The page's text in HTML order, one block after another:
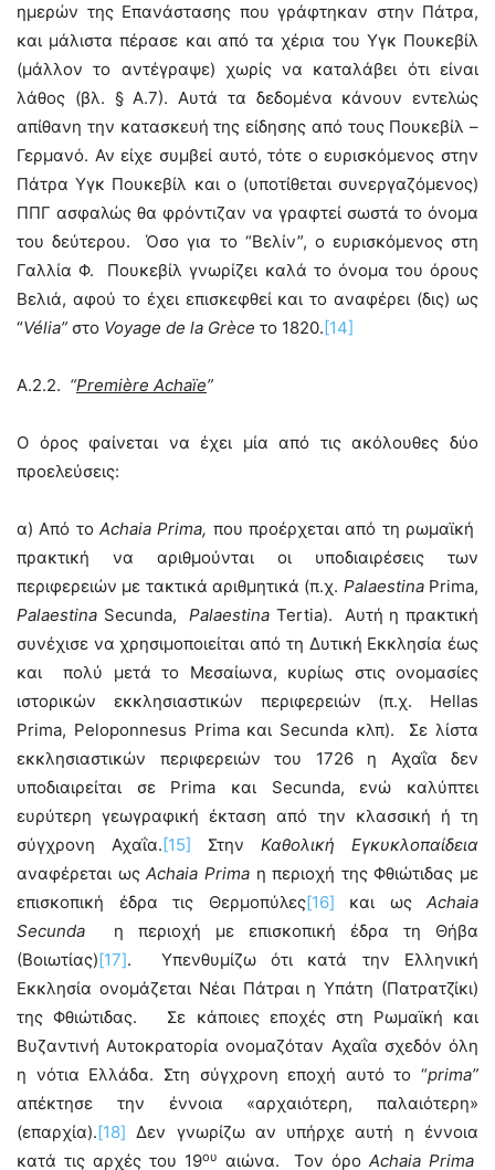
ημερών της Επανάστασης που γράφτηκαν στην Πάτρα,
και μάλιστα πέρασε και από τα χέρια του Υγκ Πουκεβίλ
(μάλλον το αντέγραψε) χωρίς να καταλάβει ότι είναι
λάθος (βλ. § Α.7). Αυτά τα δεδομένα κάνουν εντελώς
απίθανη την κατασκευή της είδησης από τους Πουκεβίλ –
Γερμανό. Αν είχε συμβεί αυτό, τότε ο ευρισκόμενος στην
Πάτρα Υγκ Πουκεβίλ και ο (υποτίθεται συνεργαζόμενος)
ΠΠΓ ασφαλώς θα φρόντιζαν να γραφτεί σωστά το όνομα
του δεύτερου. Όσο για το “Βελίν”, ο ευρισκόμενος στη
Γαλλία Φ. Πουκεβίλ γνωρίζει καλά το όνομα του όρους
Βελιά, αφού το έχει επισκεφθεί και το αναφέρει (δις) ως
“Vélia” στο Voyage de la Grèce το 1820. [14]
Α.2.2. “Première Achaïe”
Ο όρος φαίνεται να έχει μία από τις ακόλουθες δύο
προελεύσεις:
α) Από το AchaiaPrima, που προέρχεται από τη ρωμαϊκή
πρακτική να αριθμούνται οι υποδιαιρέσεις των
περιφερειών με τακτικά αριθμητικά (π.χ. Palaestina Prima,
Palaestina Secunda, PalaestinaTertia). Αυτή η πρακτική
συνέχισε να χρησιμοποιείται από τη Δυτική Εκκλησία έως
και πολύ μετά το Μεσαίωνα, κυρίως στις ονομασίες
ιστορικών εκκλησιαστικών περιφερειών (π.χ. Hellas
Prima, Peloponnesus Prima και Secunda κλπ). Σε λίστα
εκκλησιαστικών περιφερειών του 1726 η Αχαΐα δεν
υποδιαιρείται σε Prima και Secunda, ενώ καλύπτει
ευρύτερη γεωγραφική έκταση από την κλασσική ή τη
σύγχρονη Αχαΐα. [15] Στην Καθολική Εγκυκλοπαίδεια
αναφέρεται ωςAchaia Primaη περιοχή της Φθιώτιδας με
επισκοπική έδρα τις Θερμοπύλες[16] και ως Achaia
Secunda η περιοχή με επισκοπική έδρα τη Θήβα
(Βοιωτίας)[17]. Υπενθυμίζω ότι κατά την Ελληνική
Εκκλησία ονομάζεται Νέαι Πάτραι η Υπάτη (Πατρατζίκι)
της Φθιώτιδας. Σε κάποιες εποχές στη Ρωμαϊκή και
Βυζαντινή Αυτοκρατορία ονομαζόταν Αχαΐα σχεδόν όλη
η νότια Ελλάδα. Στη σύγχρονη εποχή αυτό το “prima”
απέκτησε την έννοια «αρχαιότερη, παλαιότερη»
(επαρχία).[18] Δεν γνωρίζω αν υπήρχε αυτή η έννοια
κατά τις αρχές του 19ου αιώνα. Τον όροAchaiaPrima